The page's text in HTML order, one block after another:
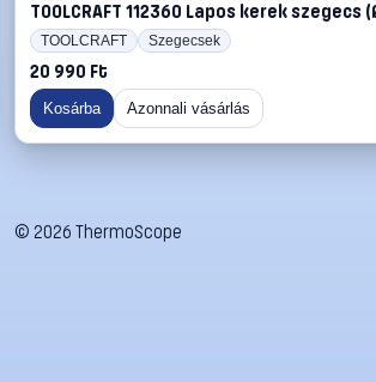
TOOLCRAFT 112360 Lapos kerek szegecs
TOOLCRAFT Szegecsek
20 990 Ft
Kosárba Azonnali vásárlás
© 2026 ThermoScope